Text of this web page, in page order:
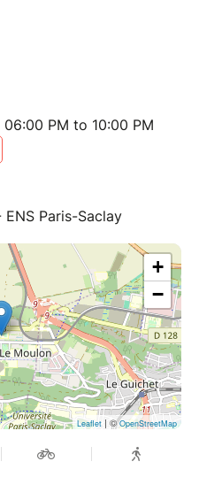
PM to 10:00 PM
Paris-Saclay
+
−
Leaflet | ©OpenStreetMap